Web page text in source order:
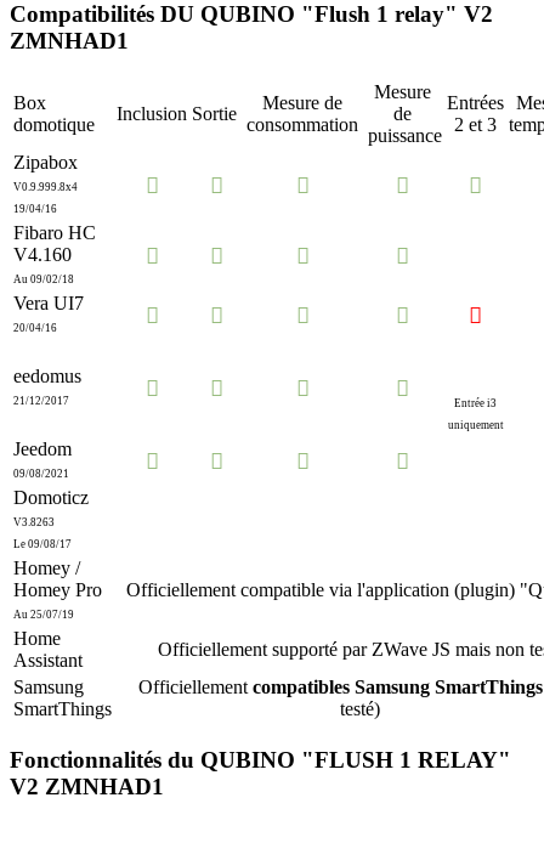
Compatibilités DU QUBINO "Flush 1 relay" V2
ZMNHAD1
Box
domotique
Inclusion Sortie
Mesure de
consommation
Mesure
de
puissance
Entrées
2 et 3
Zipabox
V0.9.999.8x4
19/04/16
    
Fibaro HC
V4.160
Au 09/02/18
   
Vera UI7
20/04/16     
eedomus
21/12/2017    
Entrée i3
uniquement
Jeedom
09/08/2021    
Domoticz
V3.8263
Le 09/08/17
Homey /
Homey Pro
Au 25/07/19
Officiellement compatible via l'application (plugin)
Home
Assistant
Officiellement supporté par ZWave JS mais non
Samsung
SmartThings
Officiellement compatibles Samsung SmartThings
testé)
Fonctionnalités du QUBINO "FLUSH 1 RELAY"
V2 ZMNHAD1